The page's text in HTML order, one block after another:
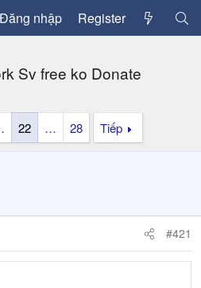
Đăng nhập Register
Sv free ko Donate
22 … 28 Tiếp
#421